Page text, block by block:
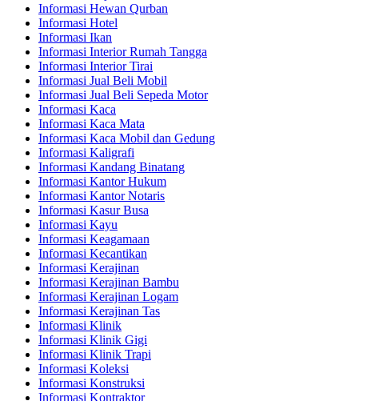
Informasi Hewan Qurban
Informasi Hotel
Informasi Ikan
Informasi Interior Rumah Tangga
Informasi Interior Tirai
Informasi Jual Beli Mobil
Informasi Jual Beli Sepeda Motor
Informasi Kaca
Informasi Kaca Mata
Informasi Kaca Mobil dan Gedung
Informasi Kaligrafi
Informasi Kandang Binatang
Informasi Kantor Hukum
Informasi Kantor Notaris
Informasi Kasur Busa
Informasi Kayu
Informasi Keagamaan
Informasi Kecantikan
Informasi Kerajinan
Informasi Kerajinan Bambu
Informasi Kerajinan Logam
Informasi Kerajinan Tas
Informasi Klinik
Informasi Klinik Gigi
Informasi Klinik Trapi
Informasi Koleksi
Informasi Konstruksi
Informasi Kontraktor